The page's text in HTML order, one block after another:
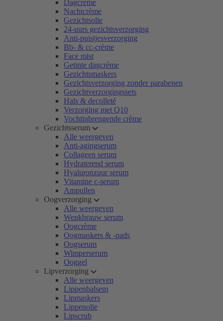
Dagcrème
Nachtcrème
Gezichtsolie
24-uurs gezichtsverzorging
Anti-puistjesverzorging
Bb- & cc-crème
Face mist
Getinte dagcrème
Gezichtsmaskers
Gezichtsverzorging zonder parabenen
Gezichtverzorgingssets
Hals & decolleté
Verzorging met Q10
Vochtinbrengende crème
Gezichtsserum
Alle weergeven
Anti-agingserum
Collageen serum
Hydraterend serum
Hyaluronzuur serum
Vitamine c-serum
Ampullen
Oogverzorging
Alle weergeven
Wenkbrauw serum
Oogcrème
Oogmaskers & -pads
Oogserum
Wimperserum
Ooggel
Lipverzorging
Alle weergeven
Lippenbalsem
Lipmaskers
Lippenolie
Lipscrub